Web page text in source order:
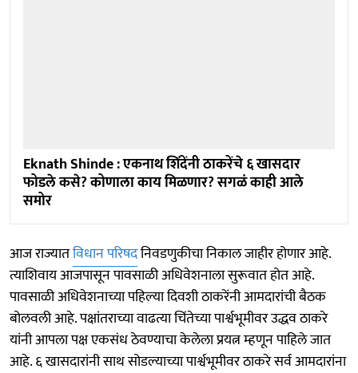
Eknath Shinde : एकनाथ शिंदेंनी ठाकरेंचे ६ खासदार
फोडले कसे? कोणाला काय मिळणार? सगळं काही आले
समोर
आज राज्यातविधान परिषदनिवडणुकीचा निकाल जाहीर होणार आहे.
त्याशिवाय आजपासून पावसाळी अधिवेशनाला सुरूवात होत आहे.
पावसाळी अधिवेशनाच्या पहिल्या दिवशी ठाकरेंनी आमदारांची बैठक
बोलवली आहे. पक्षांतराच्या वाढत्या चिंतेच्या पार्श्वभूमीवर उद्धव ठाकरे
यांनी आपला पक्ष एकसंध ठेवण्याचा केलेला प्रयत्न म्हणून पाहिले जात
आहे. ६ खासदारांनी साथ सोडल्याच्या पार्श्वभूमीवर ठाकरे सर्व आमदारांना